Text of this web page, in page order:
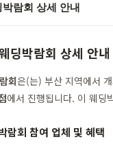
람회 상세 안내
딩박람회 상세 안내
회은(는) 부산 지역에서
에서 진행됩니다. 이 웨딩
람회 참여 업체 및 혜택